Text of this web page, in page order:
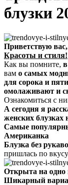
блузки
Приветствую
Красоты и стиля!
Как вы помните,
вам о самых
для сорока и
омолаживают и
Ознакомиться с
А сегодня я
женских блузках
Самые
Американка
Блузка без
пришлась по
Открыта на одно
Шикарный